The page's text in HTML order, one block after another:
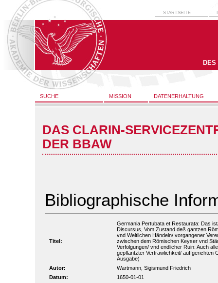
STARTSEITE
SUCHE MISSION DATENERHALTUNG
DAS CLARIN-
DER BBAW
Bibliographische
Titel:
Germania Pertubata et Restaurata: Das
Discursus, Vom Zustand deß gantzen
vnd Weltlichen Händeln/ vorgangener
zwischen dem Römischen Keyser vnd
Verfolgungen/ vnd endlicher Ruin: Auch
gepflantzter Vertrawlichkeit/ auffgerichten
Ausgabe)
Autor:
Wartmann, Sigismund Friedrich
Datum:
1650-01-01